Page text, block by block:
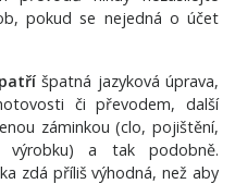
pokud se nejedná o účet
patříšpatná jazyková úprava,
či převodem, další
záminkou (clo, pojištění,
výrobku) a tak podobně.
zdá příliš výhodná, než aby